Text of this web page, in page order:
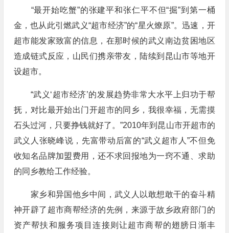
“最开始吃蟹”的张建平和张仁平不但“掘”到第一桶
金，也从此引燃武义“超市经济”的“星火燎原”。迅速，开
超市能发家致富的信息，在那时候的武义南边贫困地区
造成链式反应，山民们携亲带友，陆续到昆山市等地开
设超市。
“武义‘超市经济’的发展趋势非常大水平上归功于帮
抚，对比最开始出门开超市的同乡，我很幸福，无需摸
石头过河，只要挣钱就好了。”2010年到昆山市开超市的
武义人张晓峰说，先富带动后富的“武义超市人”不但免
收知名品牌加盟费用，还不求回报地为一窍不通、求助
的同乡教给工作经验。
家乡和异国他乡中间，武义人以敢想敢干的奋斗精
神开辟了超市商帮经济的先例，来源于故乡政府部门的
资产帮扶和服务项目连接则让超市商帮的翅膀日渐丰